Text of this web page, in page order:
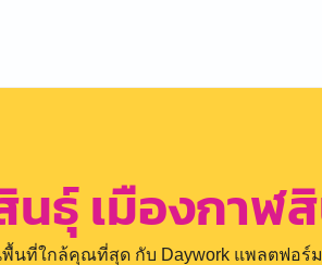
ธุ์ เมืองกาฬ
นที่ใกล้คุณที่สุด กับ Daywork แพลตฟอร์